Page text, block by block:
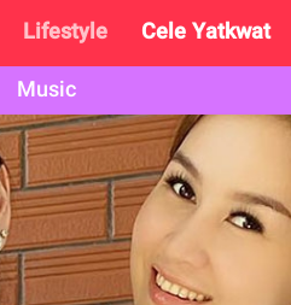
Lifestyle Cele Yatkwat
Music